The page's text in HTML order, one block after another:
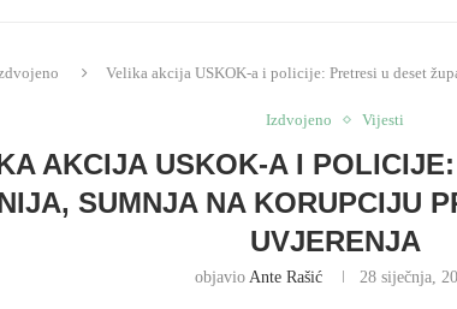
Velika akcija USKOK-a i policije: Pretresi u deset
Izdvojeno Vijesti
AKCIJA USKOK-A I
SUMNJA NA KORUPCIJU
UVJERENJA
objavioAnte Rašić 28 siječnja,